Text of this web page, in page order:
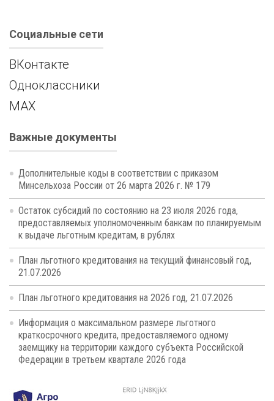
Социальные сети
ВКонтакте
Одноклассники
MAX
Важные документы
Дополнительные коды в соответствии с приказом
Минсельхоза России от 26 марта 2026 г. № 179
Остаток субсидий по состоянию на 23 июля 2026 года,
предоставляемых уполномоченным банкам по планируемым
к выдаче льготным кредитам, в рублях
План льготного кредитования на текущий финансовый год,
21.07.2026
План льготного кредитования на 2026 год, 21.07.2026
Информация о максимальном размере льготного
краткосрочного кредита, предоставляемого одному
заемщику на территории каждого субъекта Российской
Федерации в третьем квартале 2026 года